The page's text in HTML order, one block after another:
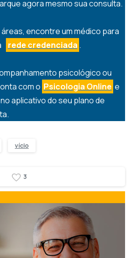
agora mesmo sua consulta.
encontre um médico para
rede credenciada .
psicológico ou
com o Psicologia Online e
no aplicativo do seu plano de
vício
3